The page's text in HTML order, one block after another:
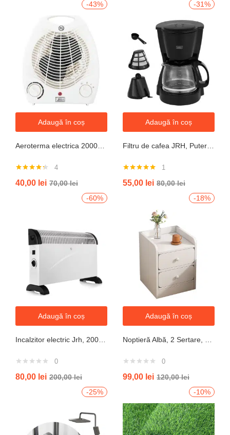
-43%
Adaugă în coș
Aeroterma electrica 2000W cu termostat si ventilație aer rece, protectie la supraincalzire
4.25din 5
4
40,00 lei 70,00lei
-31%
Adaugă în coș
Filtru de cafea JRH, Putere 550-650W, Capacitate 600ml, Functie mentinere la cald, Functie Anti-Picurare, Functioneaza cu cafea macinata
5.00din 5
1
55,00 lei 80,00lei
-60%
Adaugă în coș
Incalzitor electric Jrh, 2000W, 3 trepte de putere, termostat, 340x140x570 mm, alb
0
80,00 lei 200,00lei
-18%
Adaugă în coș
Noptieră Albă, 2 Sertare, Design Modern cu Margini Protecție, 40x34x50 cm
0
99,00 lei 120,00lei
-25%
-10%